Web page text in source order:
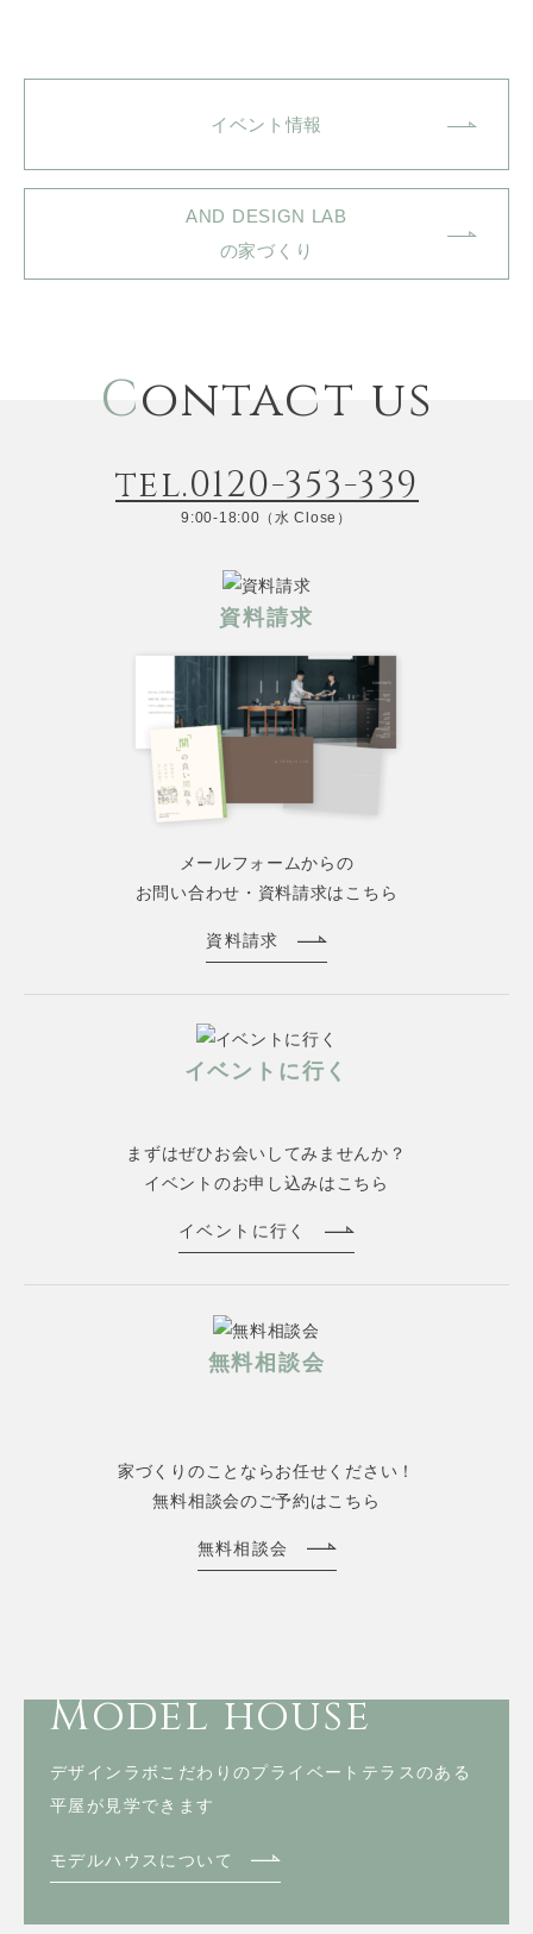
イベント情報
AND DESIGN LAB
の家づくり
Contact us
tel.0120-353-339
9:00-18:00（水 Close）
資料請求
メールフォームからの
お問い合わせ・資料請求はこちら
資料請求
イベントに行く
まずはぜひお会いしてみませんか？
イベントのお申し込みはこちら
イベントに行く
無料相談会
家づくりのことならお任せください！
無料相談会のご予約はこちら
無料相談会
Model house
デザインラボこだわりのプライベートテラスのある
平屋が見学できます
モデルハウスについて